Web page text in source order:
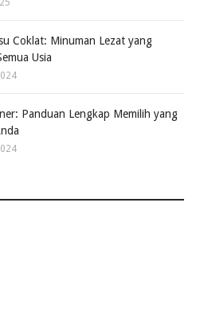
Coklat: Minuman Lezat yang
Usia
Panduan Lengkap Memilih yang